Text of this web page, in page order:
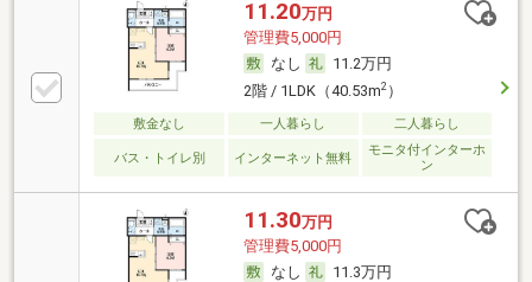
11.20万円
管理費5,000円
なし
11.2万円
2階 / 1LDK（40.53m2）
敷金なし 一人暮らし 二人暮らし
バス・トイレ別 インターネット無料
モニタ付インターホ
ン
11.30万円
管理費5,000円
なし
11.3万円